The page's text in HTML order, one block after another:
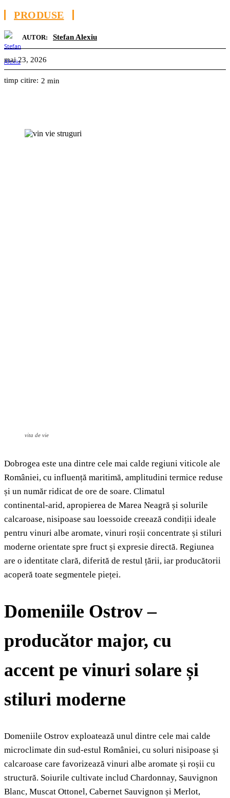
PRODUSE
AUTOR: Stefan Alexiu
mai 23, 2026
timp citire: 2 min
vita de vie
Dobrogea este una dintre cele mai calde regiuni viticole ale
României, cu influență maritimă, amplitudini termice reduse
și un număr ridicat de ore de soare. Climatul
continental‑arid, apropierea de Marea Neagră și solurile
calcaroase, nisipoase sau loessoide creează condiții ideale
pentru vinuri albe aromate, vinuri roșii concentrate și stiluri
moderne orientate spre fruct și expresie directă. Regiunea
are o identitate clară, diferită de restul țării, iar producătorii
acoperă toate segmentele pieței.
Domeniile Ostrov –
producător major, cu
accent pe vinuri solare și
stiluri moderne
Domeniile Ostrov exploatează unul dintre cele mai calde
microclimate din sud‑estul României, cu soluri nisipoase și
calcaroase care favorizează vinuri albe aromate și roșii cu
structură. Soiurile cultivate includ Chardonnay, Sauvignon
Blanc, Muscat Ottonel, Cabernet Sauvignon și Merlot,